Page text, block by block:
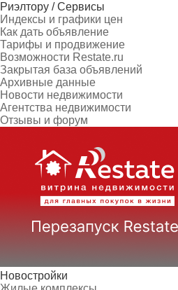
Риэлтору / Сервисы
Индексы и графики цен
Как дать объявление
Тарифы и продвижение
Возможности Restate.ru
Закрытая база объявлений
Архивные данные
Новости недвижимости
Агентства недвижимости
Отзывы и форум
Новостройки